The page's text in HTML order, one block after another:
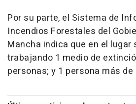
Por su parte, el Sistema de
Incendios Forestales del
Mancha indica que en el lugar
trabajando 1 medio de
personas; y 1 persona más